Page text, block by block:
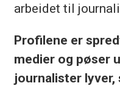
arbeidet til
Profilene er
medier og pøser
journalister lyver,